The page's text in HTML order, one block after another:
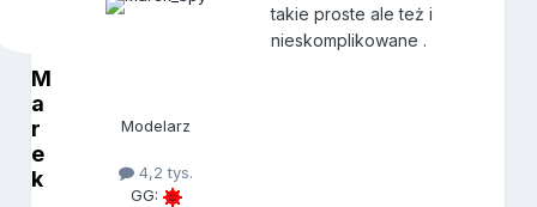
M
a
r
e
k
Modelarz
4,2 tys.
GG:
takie proste ale też i
nieskomplikowane .